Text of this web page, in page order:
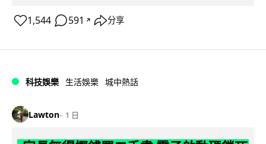
1,544 591 ↗ 分享
科技娛樂 生活娛樂 城中熱話
Lawton 1 日